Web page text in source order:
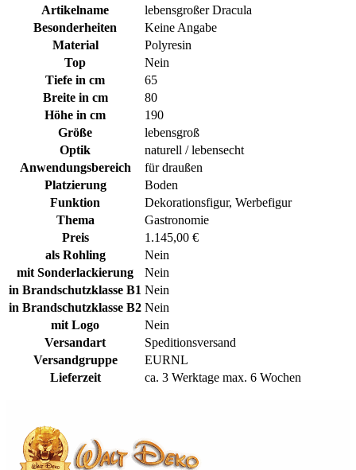
Artikelname
lebensgroßer Dracula
Besonderheiten
Keine Angabe
Material
Polyresin
Top
Nein
Tiefe in cm
65
Breite in cm
80
Höhe in cm
190
Größe
lebensgroß
Optik
naturell / lebensecht
Anwendungsbereich
für draußen
Platzierung
Boden
Funktion
Dekorationsfigur, Werbefigur
Thema
Gastronomie
Preis
1.145,00 €
als Rohling
Nein
mit Sonderlackierung
Nein
in Brandschutzklasse B1 Nein
in Brandschutzklasse B2 Nein
mit Logo
Nein
Versandart
Speditionsversand
Versandgruppe
EURNL
Lieferzeit
ca. 3 Werktage max. 6 Wochen